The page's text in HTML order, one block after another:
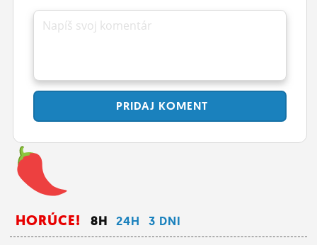
Napíš svoj komentár
PRIDAJ KOMENT
HORÚCE! 8H 24H 3 DNI